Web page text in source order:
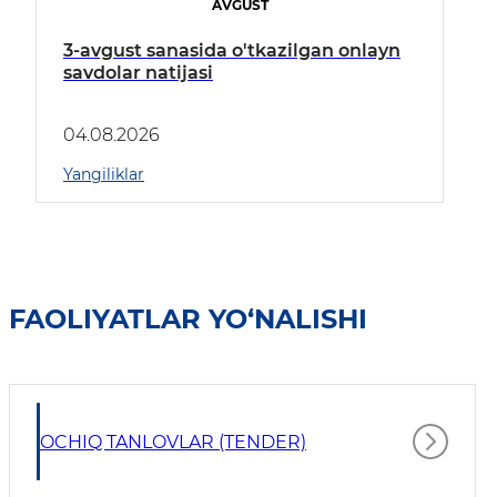
AVGUST
3-avgust sanasida o'tkazilgan onlayn
savdolar natijasi
04.08.2026
Yangiliklar
FAOLIYATLAR YO‘NALISHI
OCHIQ TANLOVLAR (TENDER)